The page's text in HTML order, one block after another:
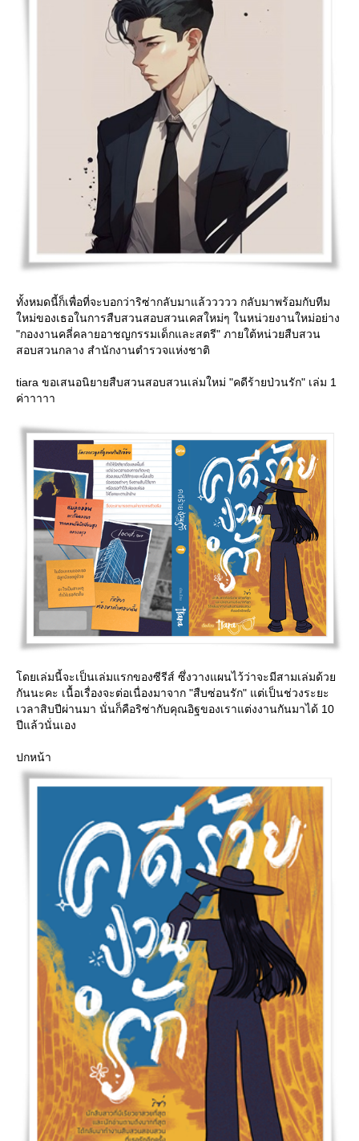
ทั้งหมดนี้ก็เพื่อที่จะบอกว่าริซ่ากลับมาแล้ววววว กลับมาพร้อมกับทีม
หม่ของเธอในการสืบสวนสอบสวนเคสใหม่ๆ ในหน่วยงานใหม่อย่าง
"กองงานคลี่คลายอาชญกรรมเด็กและสตรี" ภายใต้หน่วยสืบสวน
สอบสวนกลาง สำนักงานตำรวจแห่งชาติ
tiara ขอเสนอนิยายสืบสวนสอบสวนเล่มใหม่ "คดีร้ายป่วนรัก" เล่ม 1
ค่าาาาา
ดยเล่มนี้จะเป็นเล่มแรกของซีรีส์ ซึ่งวางแผนไว้ว่าจะมีสามเล่มด้ว
กันนะคะ เนื้อเรื่องจะต่อเนื่องมาจาก "สืบซ่อนรัก" แต่เป็นช่วงระยะ
เวลาสิบปีผ่านมา นั่นก็คือริซ่ากับคุณอิฐของเราแต่งงานกันมาได้ 10
ปีแล้วนั่นเอง
ปกหน้า